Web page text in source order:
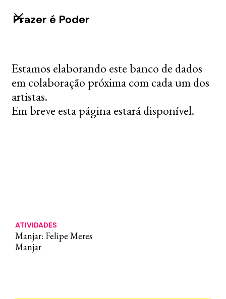
Prazer é Poder
ATIVIDADES
Manjar: Felipe Meres
Manjar
Estamos elaborando este banco de dados
em colaboração próxima com cada um dos
artistas.
Em breve esta página estará disponível.